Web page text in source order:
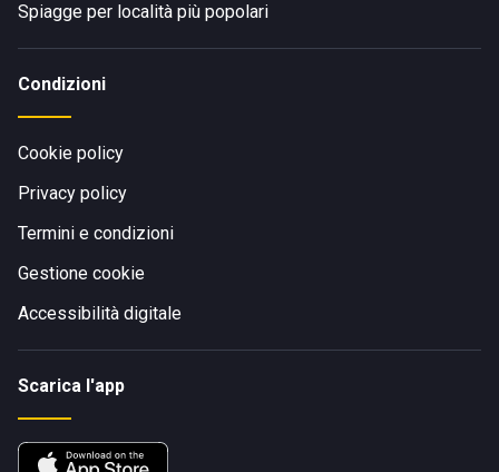
Spiagge per località più popolari
Condizioni
Cookie policy
Privacy policy
Termini e condizioni
Gestione cookie
Accessibilità digitale
Scarica l'app